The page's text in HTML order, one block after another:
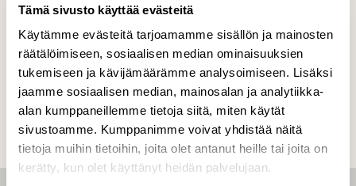
Tämä sivusto käyttää evästeitä
Käytämme evästeitä tarjoamamme sisällön ja mainosten
räätälöimiseen, sosiaalisen median ominaisuuksien
tukemiseen ja kävijämäärämme analysoimiseen. Lisäksi
jaamme sosiaalisen median, mainosalan ja analytiikka-
alan kumppaneillemme tietoja siitä, miten käytät
sivustoamme. Kumppanimme voivat yhdistää näitä
tietoja muihin tietoihin, joita olet antanut heille tai joita on
kerätty, kun olet käyttänyt heidän palvelujaan.
Kuvaaja: Miska Niskanen
Kilpailun etusivulle